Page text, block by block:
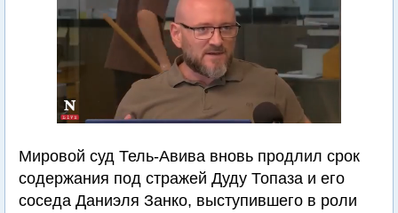
Мировой суд Тель-Авива вновь продлил срок
содержания под стражей Дуду Топаза и его
соседа Даниэля Занко, выступившего в роли